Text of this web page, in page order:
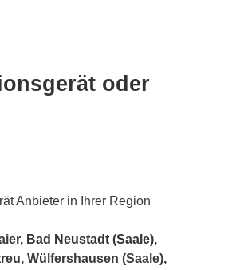
oder
Anbieter in Ihrer Region
Bad Neustadt (Saale),
Wülfershausen (Saale),